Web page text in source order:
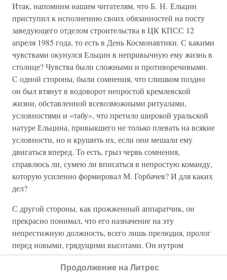
Итак, напомним нашим читателям, что Б. Н. Ельцин
приступил к исполнению своих обязанностей на посту
заведующего отделом строительства в ЦК КПСС 12
апреля 1985 года, то есть в День Космонавтики. С какими
чувствами окунулся Ельцин в непривычную ему жизнь в
столице? Чувства были сложными и противоречивыми.
С одной стороны, были сомнения, что слишком поздно
он был втянут в водоворот непростой кремлевской
жизни, обставленной всевозможными ритуалами,
условностями и «табу», что претило широкой уральской
натуре Ельцина, привыкшего не только плевать на всякие
условности, но и крушить их, если они мешали ему
двигаться вперед. То есть, грыз червь сомнения,
справлюсь ли, сумею ли вписаться в непростую команду,
которую усиленно формировал М. Горбачев? И для каких
дел?
С другой стороны, как прожженный аппаратчик, он
прекрасно понимал, что его назначение на эту
непрестижную должность, всего лишь прелюдия, пролог
перед новыми, грядущими высотами. Он нутром
чувствовал, что неспроста Горбачев вытянул его в
Москву, намечается какое-то грандиозное, пока не
Продолжение на Литрес